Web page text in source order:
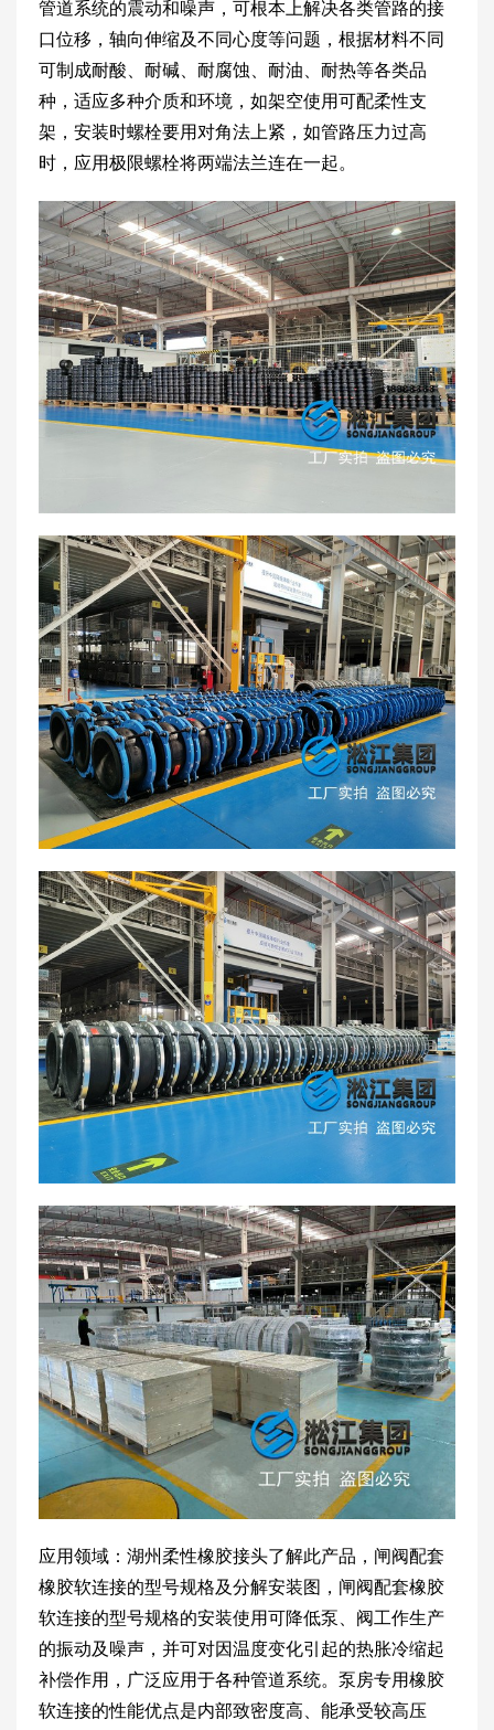
管道系统的震动和噪声，可根本上解决各类管路的接
口位移，轴向伸缩及不同心度等问题，根据材料不同
可制成耐酸、耐碱、耐腐蚀、耐油、耐热等各类品
种，适应多种介质和环境，如架空使用可配柔性支
架，安装时螺栓要用对角法上紧，如管路压力过高
时，应用极限螺栓将两端法兰连在一起。
应用领域：湖州柔性橡胶接头了解此产品，闸阀配套
橡胶软连接的型号规格及分解安装图，闸阀配套橡胶
软连接的型号规格的安装使用可降低泵、阀工作生产
的振动及噪声，并可对因温度变化引起的热胀冷缩起
补偿作用，广泛应用于各种管道系统。泵房专用橡胶
软连接的性能优点是内部致密度高、能承受较高压